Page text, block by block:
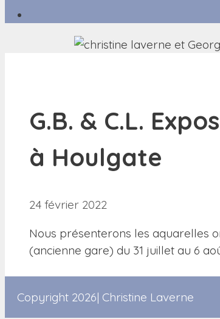
G.B. & C.L.
à Houlgate
24 février 2022
Nous présenterons les aquarelles
(ancienne gare) du 31 juillet au 6
Copyright 2026| Christine Laverne